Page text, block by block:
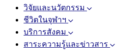
วิจัยและนวัตกรรม
ชีวิตในจุฬาฯ
บริการสังคม
สาระความรู้และข่าวสาร